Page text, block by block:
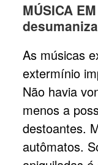
MÚSICA
As músicas
extermínio
Não havia
menos a
destoantes.
autômatos.